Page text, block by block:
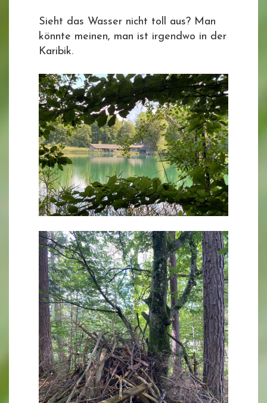
Sieht das Wasser nicht toll aus? Man
könnte meinen, man ist irgendwo in der
Karibik.